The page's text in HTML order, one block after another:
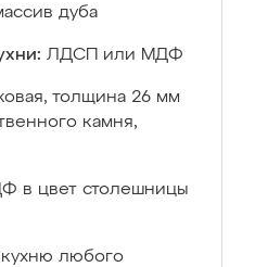
дуба
ЛДСП или МДФ
толщина 26 мм
камня,
в цвет столешницы
кухню любого